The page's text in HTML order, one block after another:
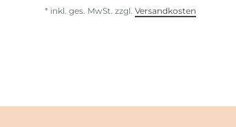
* inkl. ges. MwSt. zzgl. Versandkosten